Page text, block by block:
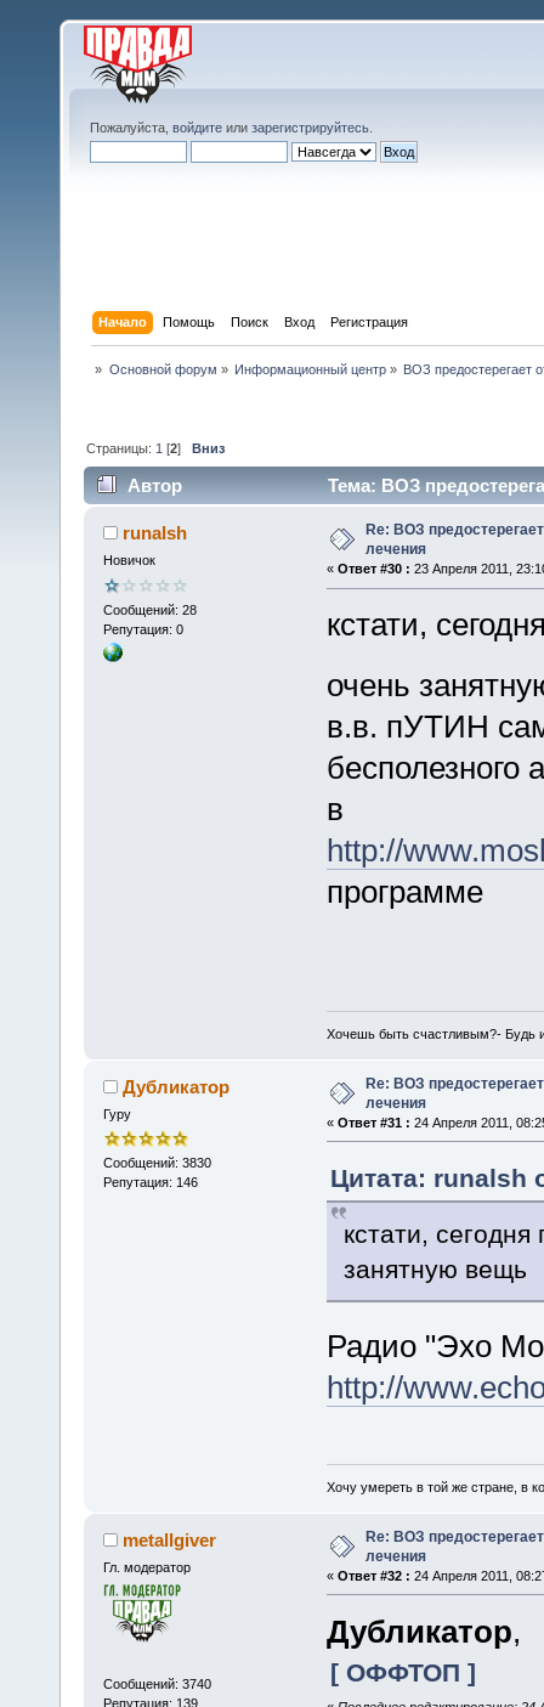
Пожалуйста, войдите или зарегистрируйтесь
Начало Помощь Поиск Вход Регистрация
» Основной форум » Информационный центр» ВОЗ предостерегает
Страницы: 1 [2]Вниз
Автор Тема: ВОЗ
runalsh
Новичок
Сообщений: 28
Репутация: 0
Re: ВОЗ
лечения
« Ответ #30 : 23 Апреля 2011,
кстати,
очень
в.в. пУТИН
бесполезного
в
http://
программе
Хочешь быть счастливым?- Будь
Дубликатор
Гуру
Сообщений: 3830
Репутация: 146
Re: ВОЗ
лечения
« Ответ #31 : 24 Апреля 2011,
Цитата: runalsh
кстати,
занятную вещь
Радио "Эхо
http://
Хочу умереть в той же стране, в
metallgiver
Гл. модератор
Сообщений: 3740
Репутация: 139
Re: ВОЗ
лечения
« Ответ #32 : 24 Апреля 2011,
Дубликатор,
[ ОФФТОП ]